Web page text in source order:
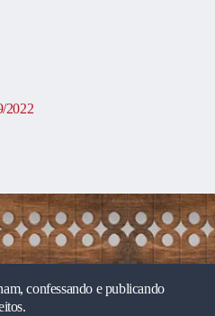
2022
confessando e publicando